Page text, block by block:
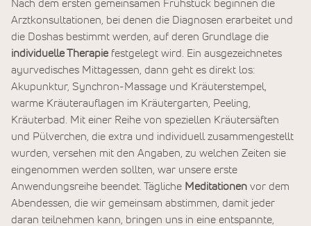
Nach dem ersten gemeinsamen Frühstück beginnen die
Arztkonsultationen, bei denen die Diagnosen erarbeitet und
die Doshas bestimmt werden, auf deren Grundlage die
individuelle Therapie festgelegt wird. Ein ausgezeichnetes
ayurvedisches Mittagessen, dann geht es direkt los:
Akupunktur, Synchron-Massage und Kräuterstempel,
warme Kräuterauflagen im Kräutergarten, Peeling,
Kräuterbad. Mit einer Reihe von speziellen Kräutersäften
und Pülverchen, die extra und individuell zusammengestellt
wurden, versehen mit den Angaben, zu welchen Zeiten sie
eingenommen werden sollten, war unsere erste
Anwendungsreihe beendet. Tägliche Meditationen vor dem
Abendessen, die wir gemeinsam abstimmen, damit jeder
daran teilnehmen kann, bringen uns in eine entspannte,